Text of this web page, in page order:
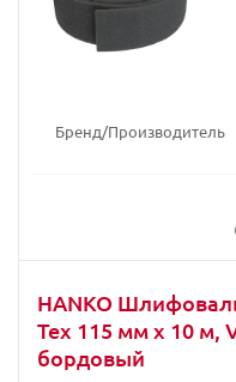
Бренд/Производитель
HANKO
Tex 115 мм x 10 м,
бордовый